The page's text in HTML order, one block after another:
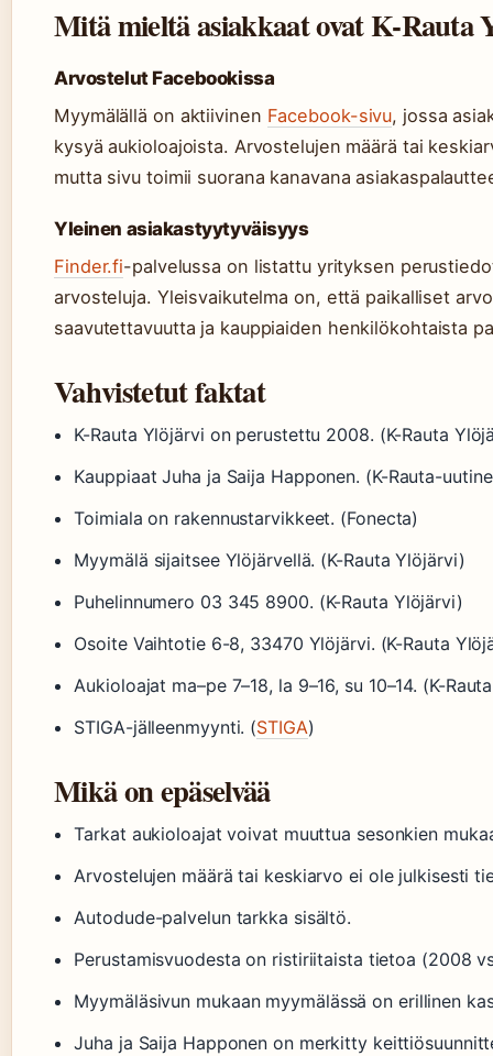
Mitä mieltä asiakkaat ovat K-Rauta
Arvostelut Facebookissa
Myymälällä on aktiivinen Facebook-sivu, jossa
kysyä aukioloajoista. Arvostelujen määrä tai
mutta sivu toimii suorana kanavana
Yleinen asiakastyytyväisyys
Finder.fi-palvelussa on listattu yrityksen
arvosteluja. Yleisvaikutelma on, että paikalliset
saavutettavuutta ja kauppiaiden henkilökohtaista
Vahvistetut faktat
K-Rauta Ylöjärvi on perustettu 2008. (K-Rauta
Kauppiaat Juha ja Saija Happonen. (K-Rauta-
Toimiala on rakennustarvikkeet. (Fonecta)
Myymälä sijaitsee Ylöjärvellä. (K-Rauta Ylöjärvi)
Puhelinnumero 03 345 8900. (K-Rauta Ylöjärvi)
Osoite Vaihtotie 6-8, 33470 Ylöjärvi. (K-Rauta
Aukioloajat ma–pe 7–18, la 9–16, su 10–14. (K-
STIGA-jälleenmyynti. (STIGA)
Mikä on epäselvää
Tarkat aukioloajat voivat muuttua sesonkien
Arvostelujen määrä tai keskiarvo ei ole julkisesti
Autodude-palvelun tarkka sisältö.
Perustamisvuodesta on ristiriitaista tietoa (2008
Myymäläsivun mukaan myymälässä on erillinen
Juha ja Saija Happonen on merkitty